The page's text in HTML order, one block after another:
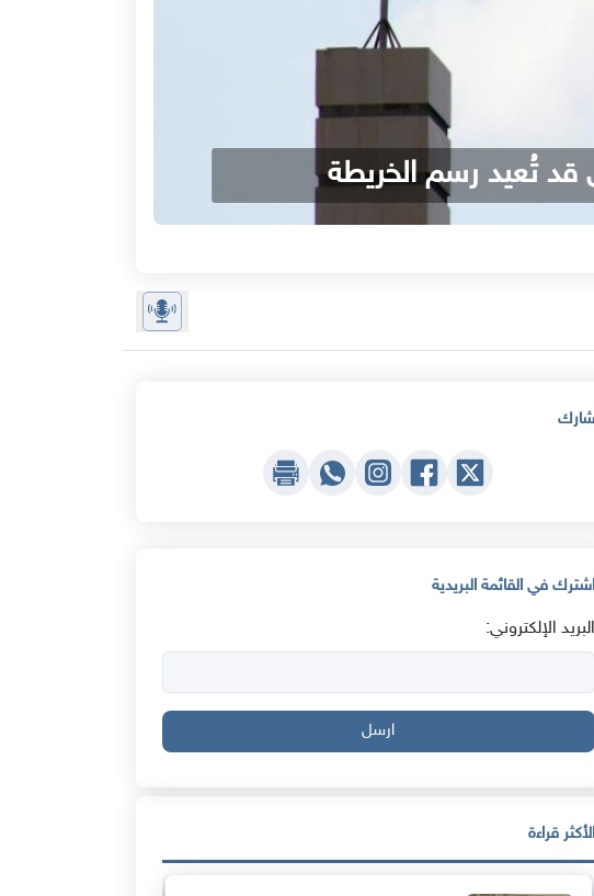
قد تُعيد رسم الخريطة
شارك
اشترك في القائمة البريدية
البريد الإلكتروني:
ارسل
الأكثر قراءة